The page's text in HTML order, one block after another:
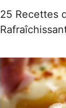
25 Recettes